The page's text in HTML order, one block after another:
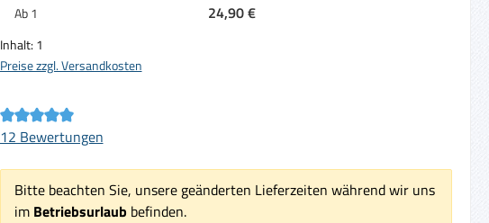
Ab1 24,90 €
Inhalt: 1
Preise zzgl. Versandkosten
Durchschnittliche Bewertung von 5 von 5 Sternen
12 Bewertungen
Bitte beachten Sie, unsere geänderten Lieferzeiten während wir uns
im Betriebsurlaub befinden.